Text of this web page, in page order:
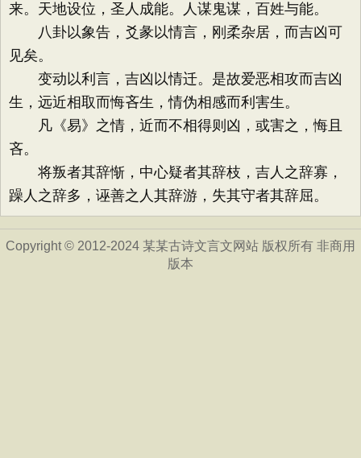
来。天地设位，圣人成能。人谋鬼谋，百姓与能。
八卦以象告，爻彖以情言，刚柔杂居，而吉凶可
见矣。
变动以利言，吉凶以情迁。是故爱恶相攻而吉凶
生，远近相取而悔吝生，情伪相感而利害生。
凡《易》之情，近而不相得则凶，或害之，悔且
吝。
将叛者其辞惭，中心疑者其辞枝，吉人之辞寡，
躁人之辞多，诬善之人其辞游，失其守者其辞屈。
Copyright © 2012-2024 某某古诗文言文网站 版权所有 非商用
版本